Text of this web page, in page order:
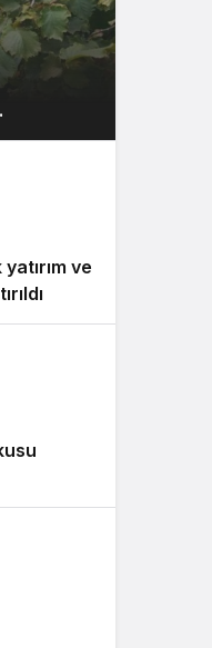
İÇİN
ve